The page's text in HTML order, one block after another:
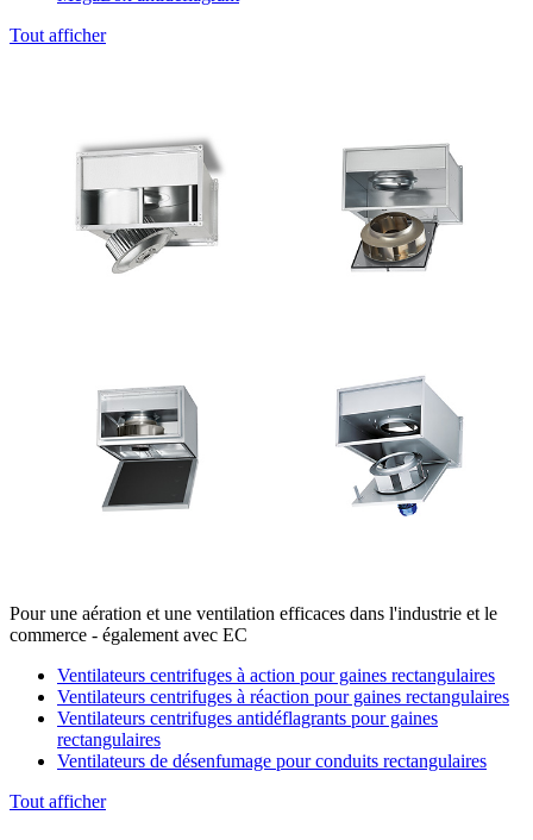
Tout afficher
Pour une aération et une ventilation efficaces dans l'industrie et le
commerce - également avec EC
Ventilateurs centrifuges à action pour gaines rectangulaires
Ventilateurs centrifuges à réaction pour gaines rectangulaires
Ventilateurs centrifuges antidéflagrants pour gaines
rectangulaires
Ventilateurs de désenfumage pour conduits rectangulaires
Tout afficher